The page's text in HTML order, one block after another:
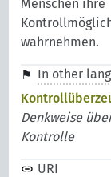
Menschen ihre
wahrnehmen.
In other
Denkweise
Kontrolle
URI